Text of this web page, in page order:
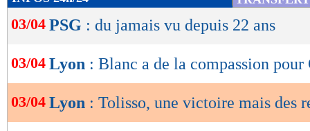
de
lecture
OK
03/04 PSG : du jamais vu depuis 22 ans
03/04 Lyon : Blanc a de la compassion
03/04 Lyon : Tolisso, une victoire mais des